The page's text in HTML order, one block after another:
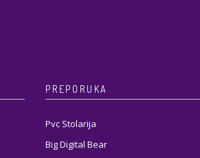
PREPORUKA
Pvc Stolarija
Big Digital Bear